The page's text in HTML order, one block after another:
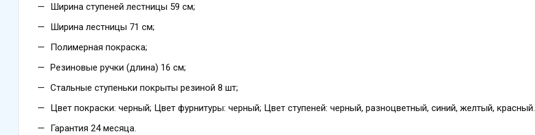
Ширина ступеней лестницы 59 см;
Ширина лестницы 71 см;
Полимерная покраска;
Резиновые ручки (длина) 16 см;
Стальные ступеньки покрыты резиной 8 шт;
Цвет покраски: черный; Цвет фурнитуры: черный; Цвет ступеней: черный, разноцветный, синий, желтый, красный.
Гарантия 24 месяца.